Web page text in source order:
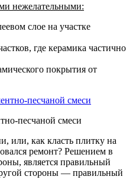
нежелательными:
слое на участке
где керамика частично
покрытия от
песчаной смеси
или, как класть плитку на
ремонт? Решением в
является правильный
стороны — правильный